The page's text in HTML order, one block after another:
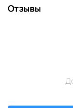
Отзывы